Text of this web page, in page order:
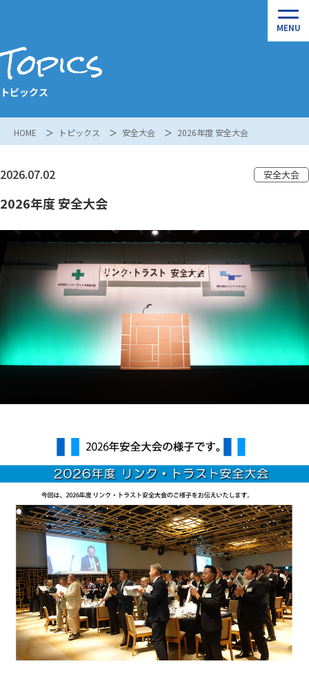
Topics
トピックス
HOME トピックス 安全大会 2026年度 安全大会
2026.07.02 安全大会
2026年度 安全大会